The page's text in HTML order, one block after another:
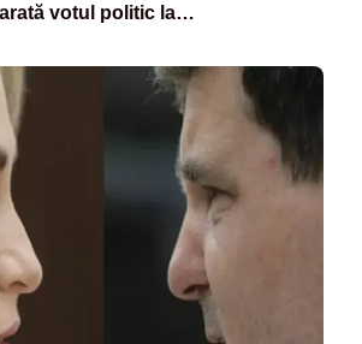
votul politic la